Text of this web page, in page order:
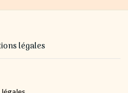
légales